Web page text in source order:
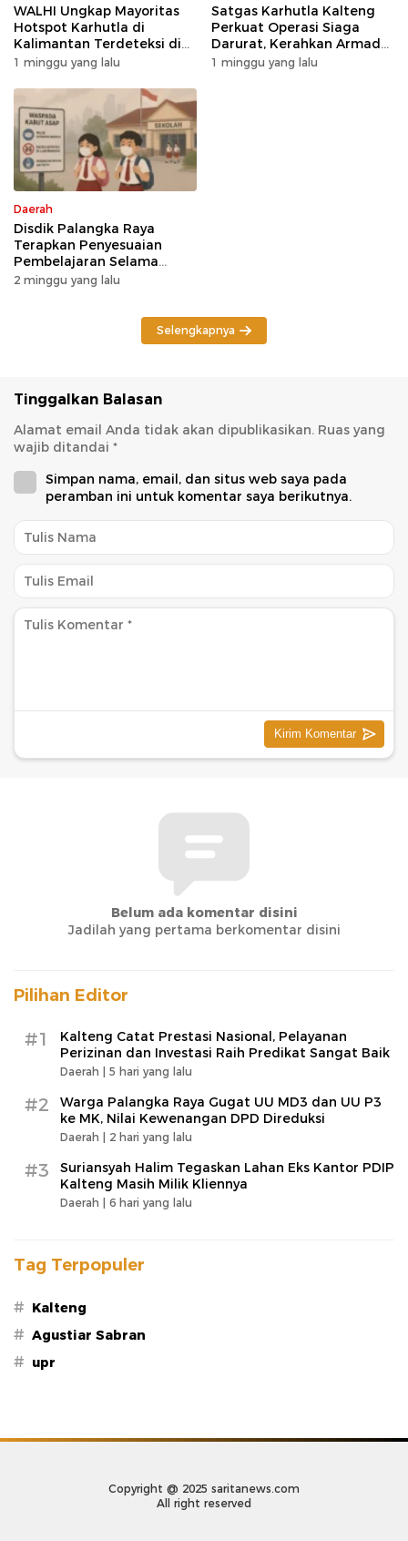
WALHI Ungkap Mayoritas
Hotspot Karhutla di
Kalimantan Terdeteksi di
Area Konsesi
1 minggu yang lalu
Satgas Karhutla Kalteng
Perkuat Operasi Siaga
Darurat, Kerahkan Armada
Udara dan Darat
1 minggu yang lalu
Daerah
Disdik Palangka Raya
Terapkan Penyesuaian
Pembelajaran Selama
Potensi Karhutla
2 minggu yang lalu
Selengkapnya
Tinggalkan Balasan
Alamat email Anda tidak akan dipublikasikan. Ruas yang
wajib ditandai *
Simpan nama, email, dan situs web saya pada
peramban ini untuk komentar saya berikutnya.
Belum ada komentar disini
Jadilah yang pertama berkomentar disini
Pilihan Editor
#1
Kalteng Catat Prestasi Nasional, Pelayanan
Perizinan dan Investasi Raih Predikat Sangat Baik
Daerah | 5 hari yang lalu
#2
Warga Palangka Raya Gugat UU MD3 dan UU P3
ke MK, Nilai Kewenangan DPD Direduksi
Daerah | 2 hari yang lalu
#3
Suriansyah Halim Tegaskan Lahan Eks Kantor PDIP
Kalteng Masih Milik Kliennya
Daerah | 6 hari yang lalu
Tag Terpopuler
# Kalteng
# Agustiar Sabran
# upr
Copyright @ 2025 saritanews.com
All right reserved